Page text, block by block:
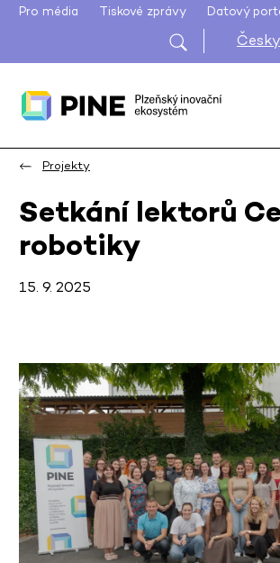
Pro média Tiskové zprávy Datový
Česky
Projekty
Setkání lektorů
robotiky
15. 9. 2025